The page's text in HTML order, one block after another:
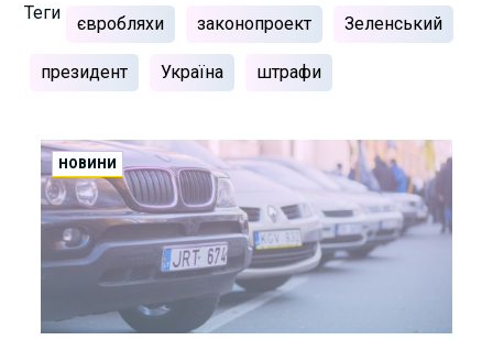
Теги
євробляхи законопроект Зеленський
президент Україна штрафи
НОВИНИ